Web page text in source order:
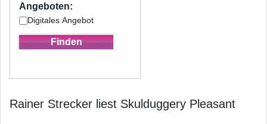
Angeboten:
Digitales Angebot
Rainer Strecker liest Skulduggery Pleasant